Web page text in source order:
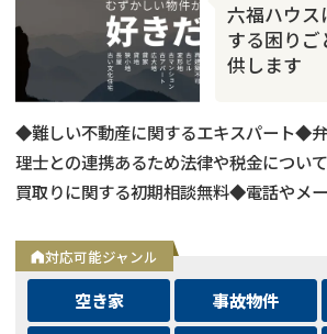
六福ハウス
する困り
供します
◆難しい不動産に関するエキスパート◆
理士との連携あるため法律や税金につい
買取りに関する初期相談無料◆電話やメ
対応可能ジャンル
空き家 事故物件